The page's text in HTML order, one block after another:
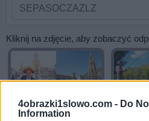
4obrazki1slowo.com - Do
Information
Wyszukaj
liter,
wprowadź
wszystkie
litery:
Kliknij na zdjęcie, aby zobaczyć